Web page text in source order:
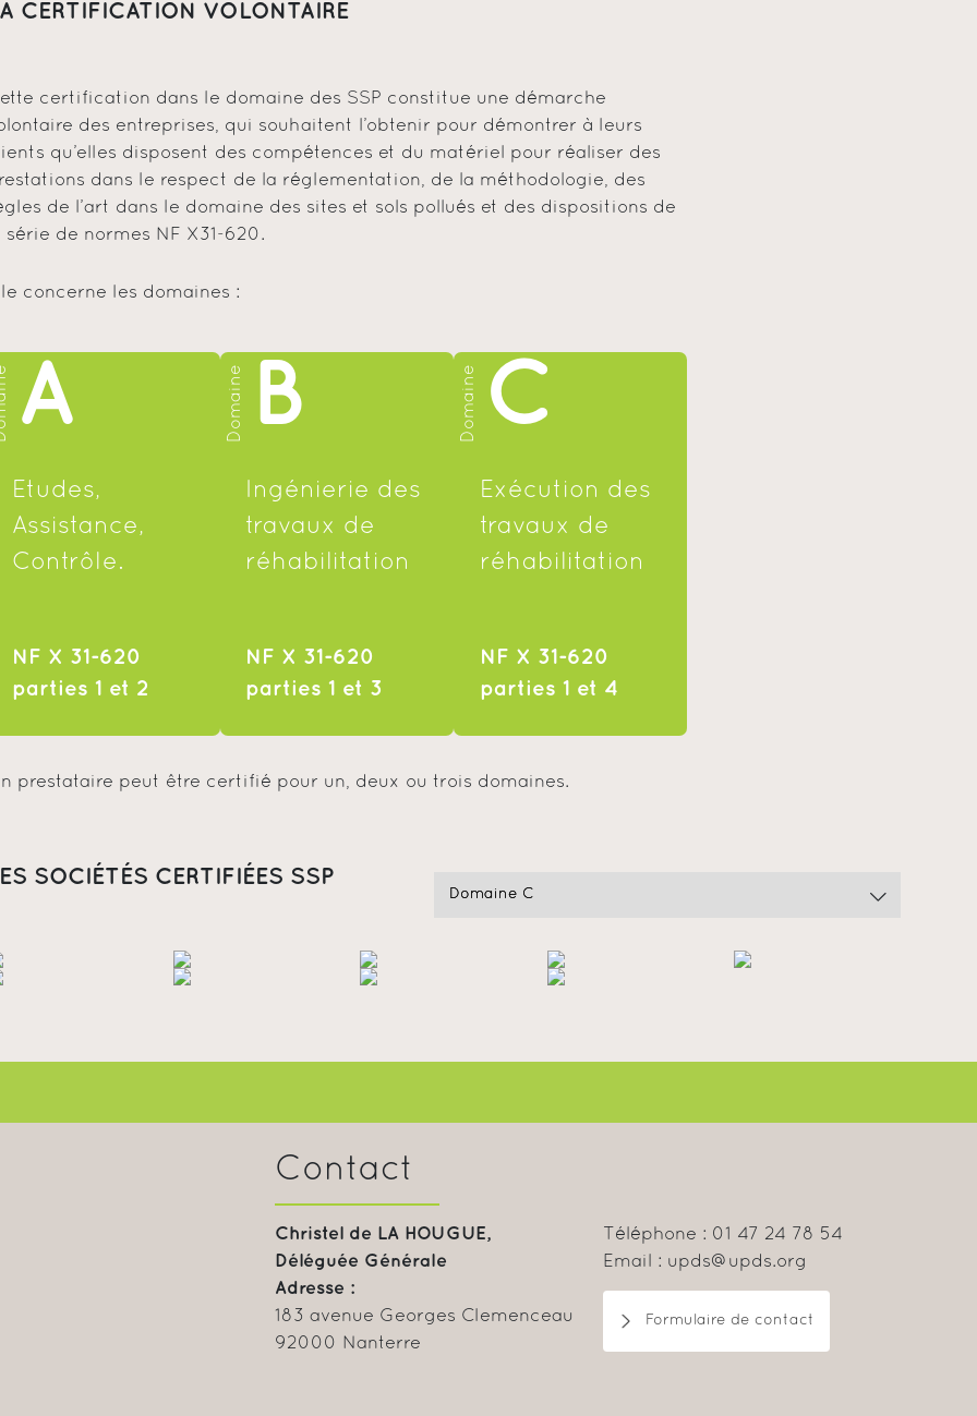
CERTIFICATION VOLONTAIRE
certification dans le domaine des SSP constitue une démarche
des entreprises, qui souhaitent l’obtenir pour démontrer à leurs
qu’elles disposent des compétences et du matériel pour réaliser des
dans le respect de la réglementation, de la méthodologie, des
de l’art dans le domaine des sites et sols pollués et des dispositions de
série de normes NF X31-620.
concerne les domaines :
A
Etudes,
Assistance,
Contrôle.
NF X 31-620
parties 1 et 2
Domaine B
Ingénierie des
travaux de
réhabilitation
NF X 31-620
parties 1 et 3
Domaine C
Exécution des
travaux de
réhabilitation
NF X 31-620
parties 1 et 4
prestataire peut être certifié pour un, deux ou trois domaines.
SOCIÉTÉS CERTIFIÉES SSP
Contact
Christel de LA HOUGUE,
Déléguée Générale
Adresse :
183 avenue Georges Clemenceau
92000 Nanterre
Téléphone : 01 47 24 78 54
Email : upds@upds.org
Formulaire de contact